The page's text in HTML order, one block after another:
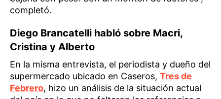
completó.
Diego Brancatelli habló sobre Macri,
Cristina y Alberto
En la misma entrevista, el periodista y dueño del
supermercado ubicado en Caseros, Tres de
Febrero, hizo un análisis de la situación actual